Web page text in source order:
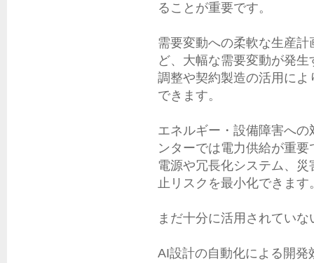
ることが重要です。
需要変動への柔軟な生産
ど、大幅な需要変動が発
調整や契約製造の活用に
できます。
エネルギー・設備障害へ
ンターでは電力供給が重
電源や冗長化システム、
止リスクを最小化できます
まだ十分に活用されてい
AI設計の自動化による開